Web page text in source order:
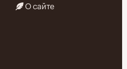
О сайте